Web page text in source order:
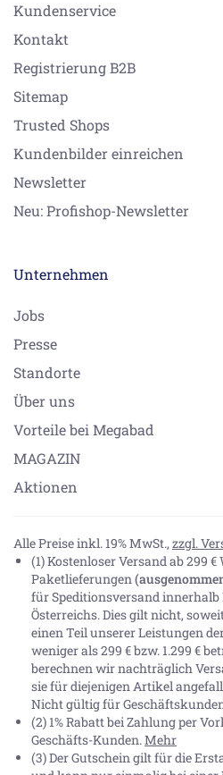
Kundenservice
Kontakt
Registrierung B2B
Sitemap
Trusted Shops
Kundenbilder einreichen
Newsletter
Neu: Profishop-Newsletter
Unternehmen
Jobs
Presse
Standorte
Über uns
Vorteile bei Megabad
MAGAZIN
Aktionen
Alle Preise inkl. 19% MwSt., zzgl.
(1) Kostenloser Versand ab 299
Paketlieferungen
für Speditionsversand innerhalb
Österreichs. Dies gilt nicht,
einen Teil unserer Leistungen
weniger als 299 € bzw. 1.299 €
berechnen wir nachträglich
sie für diejenigen Artikel
Nicht gültig für
(2) 1% Rabatt bei Zahlung per
Geschäfts-Kunden.Mehr
(3) Der Gutschein gilt für die